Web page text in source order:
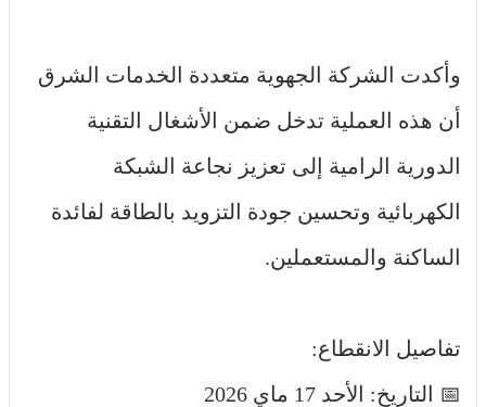
وأكدت الشركة الجهوية متعددة الخدمات الشرق
أن هذه العملية تدخل ضمن الأشغال التقنية
الدورية الرامية إلى تعزيز نجاعة الشبكة
الكهربائية وتحسين جودة التزويد بالطاقة لفائدة
الساكنة والمستعملين.
تفاصيل الانقطاع:
📅 التاريخ: الأحد 17 ماي 2026